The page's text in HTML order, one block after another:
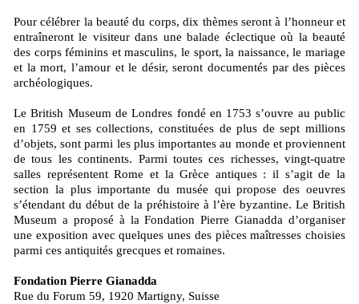
Pour célébrer la beauté du corps, dix thèmes seront à l’honneur et
entraîneront le visiteur dans une balade éclectique où la beauté
des corps féminins et masculins, le sport, la naissance, le mariage
et la mort, l’amour et le désir, seront documentés par des pièces
archéologiques.
Le British Museum de Londres fondé en 1753 s’ouvre au public
en 1759 et ses collections, constituées de plus de sept millions
d’objets, sont parmi les plus importantes au monde et proviennent
de tous les continents. Parmi toutes ces richesses, vingt-quatre
salles représentent Rome et la Grèce antiques : il s’agit de la
section la plus importante du musée qui propose des oeuvres
s’étendant du début de la préhistoire à l’ère byzantine. Le British
Museum a proposé à la Fondation Pierre Gianadda d’organiser
une exposition avec quelques unes des pièces maîtresses choisies
parmi ces antiquités grecques et romaines.
Fondation Pierre Gianadda
Rue du Forum 59, 1920 Martigny, Suisse